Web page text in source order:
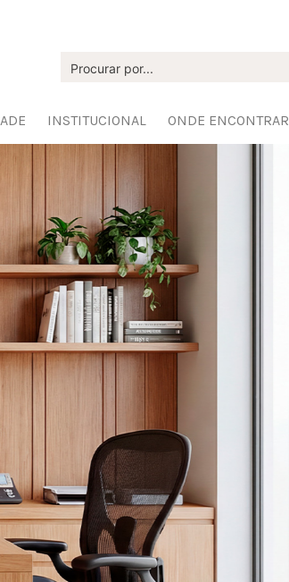
INSTITUCIONAL ONDE ENCONTRAR